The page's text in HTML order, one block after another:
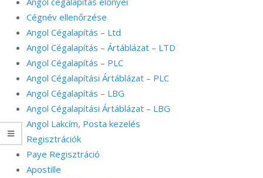
Cégnév ellenőrzése
Angol Cégalapítás – Ltd
Angol Cégalapítás – Ártáblázat – LTD
Angol Cégalapítás – PLC
Angol Cégalapítási Ártáblázat – PLC
Angol Cégalapítás – LBG
Angol Cégalapítási Ártáblázat – LBG
Angol Lakcím, Posta kezelés
Regisztrációk
Paye Regisztráció
Apostille